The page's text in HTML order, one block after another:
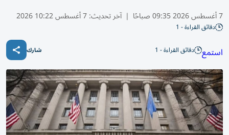
7 أغسطس 2026 09:35 صباحًا | آخر تحديث:7 أغسطس 10:22 2026
دقائق القراءة - 1
استمع دقائق القراءة - 1 شارك